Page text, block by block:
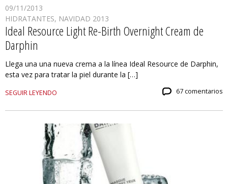
09/11/2013
HIDRATANTES, NAVIDAD 2013
Ideal Resource Light Re-Birth Overnight Cream de
Darphin
Llega una una nueva crema a la línea Ideal Resource de Darphin,
esta vez para tratar la piel durante la […]
SEGUIR LEYENDO 67 comentarios